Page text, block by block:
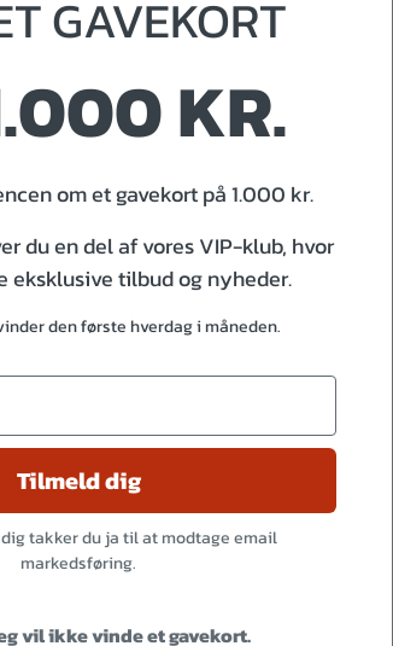
GAVEKORT
KR.
om et gavekort på 1.000 kr.
du en del af vores VIP-klub, hvor
eksklusive tilbud og nyheder.
den første hverdag i måneden.
Tilmeld dig
takker du ja til at modtage email
markedsføring.
vil ikke vinde et gavekort.